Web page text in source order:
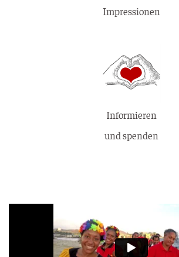
Impressionen
Informieren
und spenden